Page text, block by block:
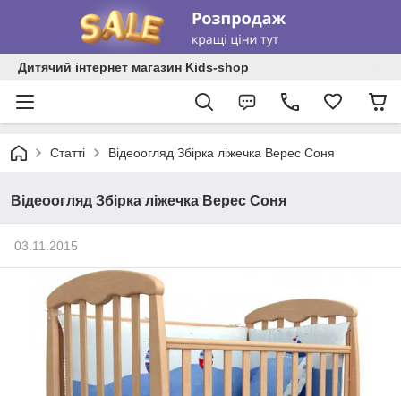
Дитячий інтернет магазин Kids-shop
Статті Відеоогляд Збірка ліжечка Верес Соня
Відеоогляд Збірка ліжечка Верес Соня
03.11.2015